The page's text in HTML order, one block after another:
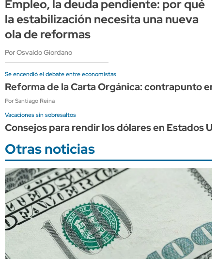
Empleo, la deuda pendiente: por qué
la estabilización necesita una nueva
ola de reformas
Por Osvaldo Giordano
Se encendió el debate entre economistas
Reforma de la Carta Orgánica: contrapunto
Por Santiago Reina
Vacaciones sin sobresaltos
Consejos para rendir los dólares en Estados
Otras noticias